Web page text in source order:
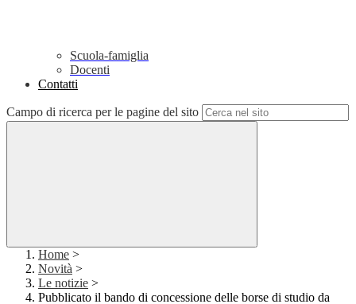
Scuola-famiglia
Docenti
Contatti
Campo di ricerca per le pagine del sito
Home >
Novità >
Le notizie >
Pubblicato il bando di concessione delle borse di studio da